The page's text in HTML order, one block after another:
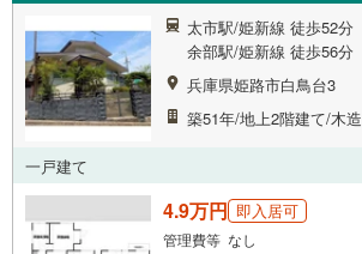
太市駅/姫新線 徒歩52分
余部駅/姫新線 徒歩56分
兵庫県姫路市白鳥台3
築51年/地上2階建て/木造
一戸建て
4.9万円 即入居可
管理費等 なし